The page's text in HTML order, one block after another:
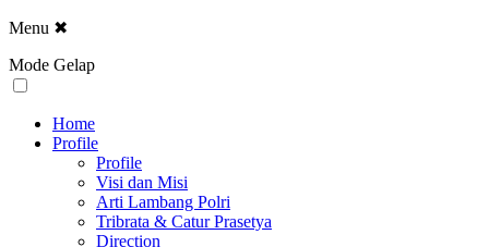
Menu ✖
Mode Gelap
Home
Profile
Profile
Visi dan Misi
Arti Lambang Polri
Tribrata & Catur Prasetya
Direction